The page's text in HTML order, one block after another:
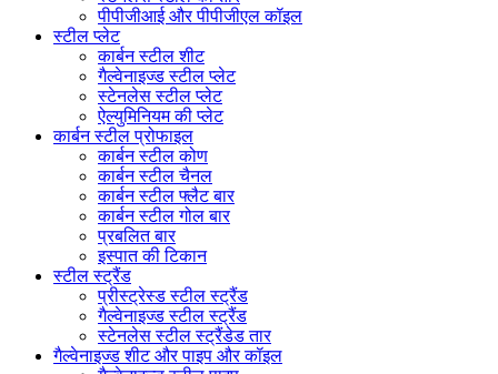
पीपीजीआई और पीपीजीएल कॉइल
स्टील प्लेट
कार्बन स्टील शीट
गैल्वेनाइज्ड स्टील प्लेट
स्टेनलेस स्टील प्लेट
ऐल्युमिनियम की प्लेट
कार्बन स्टील प्रोफाइल
कार्बन स्टील कोण
कार्बन स्टील चैनल
कार्बन स्टील फ्लैट बार
कार्बन स्टील गोल बार
प्रबलित बार
इस्पात की टिकान
स्टील स्ट्रैंड
प्रीस्ट्रेस्ड स्टील स्ट्रैंड
गैल्वेनाइज्ड स्टील स्ट्रैंड
स्टेनलेस स्टील स्ट्रैंडेड तार
गैल्वेनाइज्ड शीट और पाइप और कॉइल